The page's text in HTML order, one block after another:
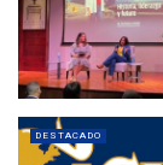
DESTACADO